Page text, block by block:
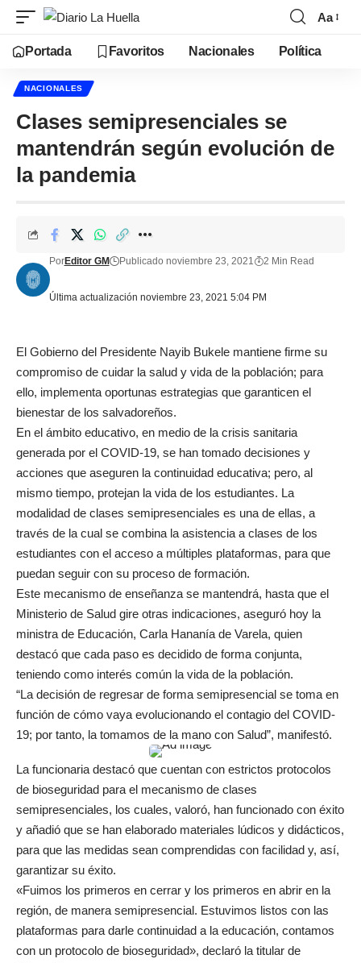
Aa
Portada Favoritos Nacionales Política
NACIONALES
Clases semipresenciales se
mantendrán según evolución de
la pandemia
Última actualización noviembre 23, 2021 5:04 PM
PorEditor GM Publicado noviembre 23, 2021 2 Min Read
El Gobierno del Presidente Nayib Bukele mantiene firme su
compromiso de cuidar la salud y vida de la población; para
ello, implementa oportunas estrategias que garanticen el
bienestar de los salvadoreños.
En el ámbito educativo, en medio de la crisis sanitaria
generada por el COVID-19, se han tomado decisiones y
acciones que aseguren la continuidad educativa; pero, al
mismo tiempo, protejan la vida de los estudiantes. La
modalidad de clases semipresenciales es una de ellas, a
través de la cual se combina la asistencia a clases de los
estudiantes con el acceso a múltiples plataformas, para que
puedan seguir con su proceso de formación.
Este mecanismo de enseñanza se mantendrá, hasta que el
Ministerio de Salud gire otras indicaciones, aseguró hoy la
ministra de Educación, Carla Hananía de Varela, quien
destacó que cada paso es decidido de forma conjunta,
teniendo como interés común la vida de la población.
“La decisión de regresar de forma semipresencial se toma en
función de cómo vaya evolucionando el contagio del COVID-
19; por tanto, la tomamos de la mano con Salud”, manifestó.
La funcionaria destacó que cuentan con estrictos protocolos
de bioseguridad para el mecanismo de clases
semipresenciales, los cuales, valoró, han funcionado con éxito
y añadió que se han elaborado materiales lúdicos y didácticos,
para que las medidas sean comprendidas con facilidad y, así,
garantizar su éxito.
«Fuimos los primeros en cerrar y los primeros en abrir en la
región, de manera semipresencial. Estuvimos listos con las
plataformas para darle continuidad a la educación, contamos
con un protocolo de bioseguridad», declaró la titular de